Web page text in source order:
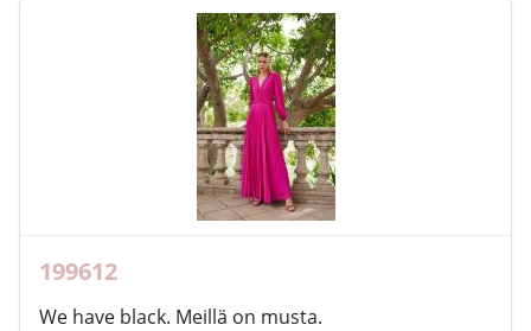
199612
We have black. Meillä on musta.